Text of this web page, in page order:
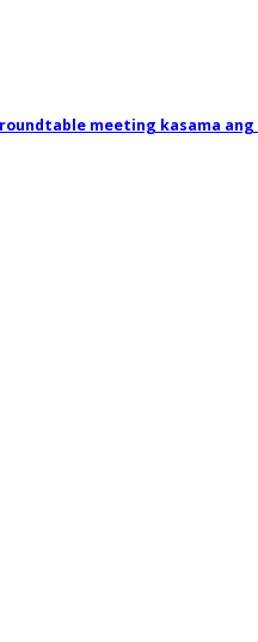
meeting kasama ang